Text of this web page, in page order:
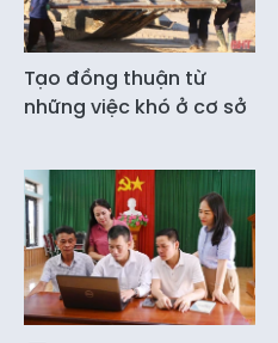
Tạo đồng thuận từ
những việc khó ở cơ sở